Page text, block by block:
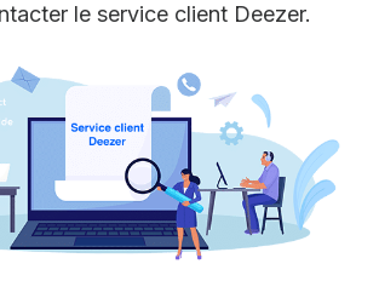
le service client Deezer.